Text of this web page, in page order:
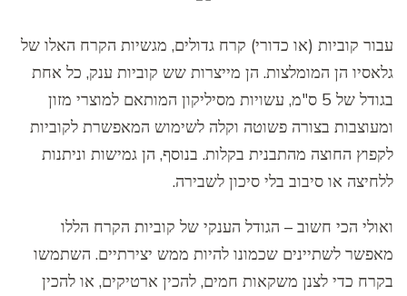
עבור קוביות (או כדורי) קרח גדולים, מגשיות הקרח האלו של
גלאסיו הן המומלצות. הן מייצרות שש קוביות ענק, כל אחת
בגודל של 5 ס"מ, עשויות מסיליקון המותאם למוצרי מזון
ומעוצבות בצורה פשוטה וקלה לשימוש המאפשרת לקוביות
לקפוץ החוצה מהתבנית בקלות. בנוסף, הן גמישות וניתנות
ללחיצה או סיבוב בלי סיכון לשבירה.
ואולי הכי חשוב – הגודל הענקי של קוביות הקרח הללו
מאפשר לשתיינים שכמונו להיות ממש יצירתיים. השתמשו
בקרח כדי לצנן משקאות חמים, להכין ארטיקים, או להכין